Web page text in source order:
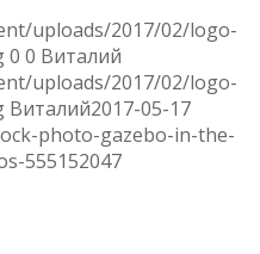
uploads/2017/02/logo-
0 0 Виталий
uploads/2017/02/logo-
Виталий2017-05-17
photo-gazebo-in-the-
555152047